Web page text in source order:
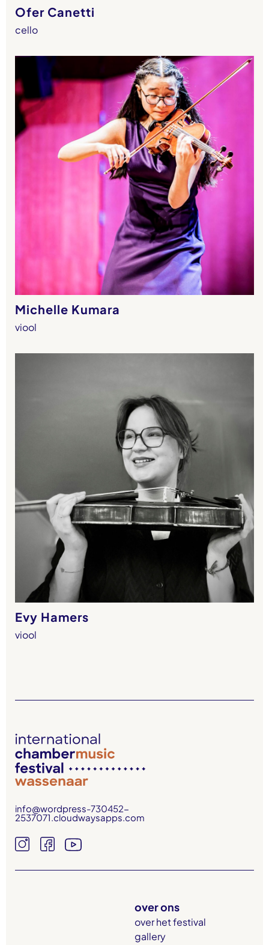
Ofer Canetti
cello
Michelle Kumara
viool
Evy Hamers
viool
info@wordpress-730452-
2537071.cloudwaysapps.com
over ons
over het festival
gallery